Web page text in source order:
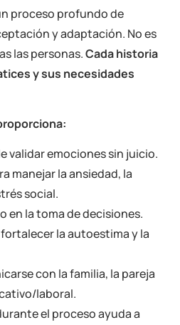
proceso profundo de
y adaptación. No es
las personas.Cada historia
y sus necesidades
validar emociones sin juicio.
manejar la ansiedad, la
social.
en la toma de decisiones.
la autoestima y la
con la familia, la pareja
laboral.
el proceso ayuda a